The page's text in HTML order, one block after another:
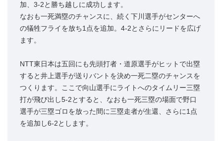
加、3-2と勝ち越しに成功します。
なおも一死満塁のチャンスに、続く下川選手がセンターへ
の犠牲フライを放ち1点を追加。4-2とさらにリードを広げ
ます。
NTT東日本は五回にも先頭打者・道原選手がヒットで出塁
すると井上選手が送りバントを決め一死二塁のチャンスを
つくります。ここで向山選手にライトへのタイムリー三塁
打が飛び出し5-2とすると、なおも一死三塁の場面で野口
選手が三塁ゴロを放った間に三塁走者が生還、さらに1点
を追加し6-2とします。